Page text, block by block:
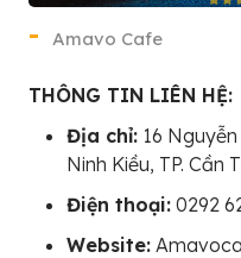
Amavo Cafe
THÔNG TIN LIÊN HỆ:
Địa chỉ: 16
Ninh Kiều, TP. Cần
Điện thoại: 0292
Website: